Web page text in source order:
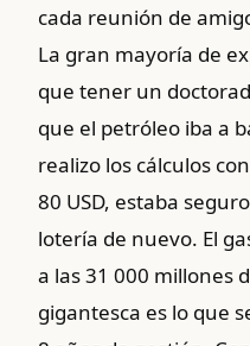
cada reunión de
La gran mayoría de
que tener un
que el petróleo iba a
realizo los cálculos
80 USD, estaba
lotería de nuevo. El
a las 31 000 millones
gigantesca es lo que